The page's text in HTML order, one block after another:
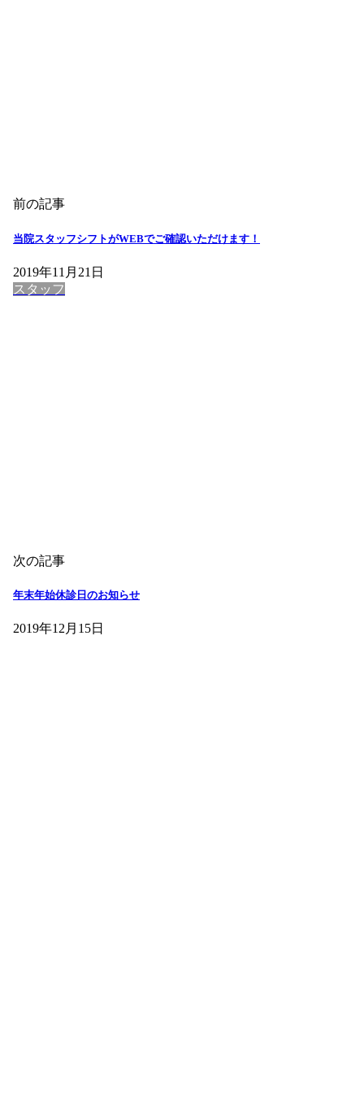
前の記事
当院スタッフシフトがWEBでご確認いただけます！
2019年11月21日
スタッフ
次の記事
年末年始休診日のお知らせ
2019年12月15日